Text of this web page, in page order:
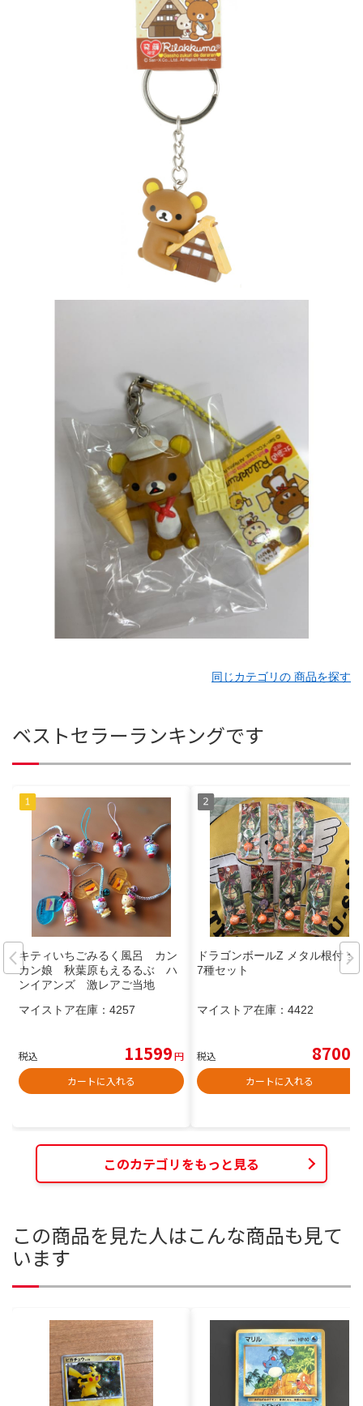
同じカテゴリの 商品を探す
ベストセラーランキングです
キティいちごみるく風呂 カン
カン娘 秋葉原もえるるぶ ハ
ンイアンズ 激レアご当地
マイストア在庫： 4257
税込 11599円
カートに入れる
ドラゴンボールZ メタル根付 全
7種セット
マイストア在庫： 4422
税込 8700
カートに入れる
このカテゴリをもっと見る
この商品を見た人はこんな商品も見て
います